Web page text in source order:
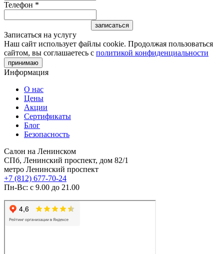
Телефон *
Записаться на услугу
Наш сайт использует файлы cookie. Продолжая пользоваться
сайтом, вы соглашаетесь с политикой конфиденциальности
принимаю
Информация
О нас
Цены
Акции
Сертификаты
Блог
Безопасность
Салон на Ленинском
СПб, Ленинский проспект, дом 82/1
метро Ленинский проспект
+7 (812) 677-70-24
Пн-Вс: с 9.00 до 21.00